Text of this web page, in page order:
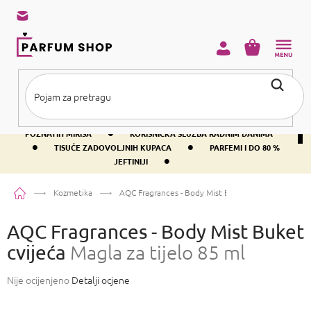
sadržaj
BESPLATNA DOSTAVA IZNAD PRIBLIŽNO 37 € •
400+ SVJETSKI
POZNATIH MIRISA
• KORISNIČKA SLUŽBA RADNIM DANIMA
• TISUĆE ZADOVOLJNIH KUPACA •
PARFEMI I DO 80 %
JEFTINIJI
•
KOŠARICA
PočetnaKozmetika AQC Fragrances - Body Mist Buket cvijeća
AQC Fragrances - Body Mist Buket
cvijeća Magla za tijelo 85 ml
Prosječna
Nije ocijenjeno Detalji ocjene